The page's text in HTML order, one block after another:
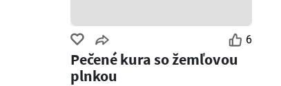
6
Pečené kura so žemľovou
plnkou